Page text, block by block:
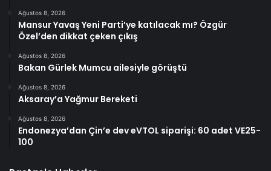
Ağustos 8, 2026
Mansur Yavaş Yeni Parti’ye katılacak mı? Özgür
Özel’den dikkat çeken çıkış
Ağustos 8, 2026
Bakan Gürlek Mumcu ailesiyle görüştü
Ağustos 8, 2026
Aksaray’a Yağmur Bereketi
Ağustos 8, 2026
Endonezya’dan Çin’e dev eVTOL siparişi: 60 adet VE25-
100